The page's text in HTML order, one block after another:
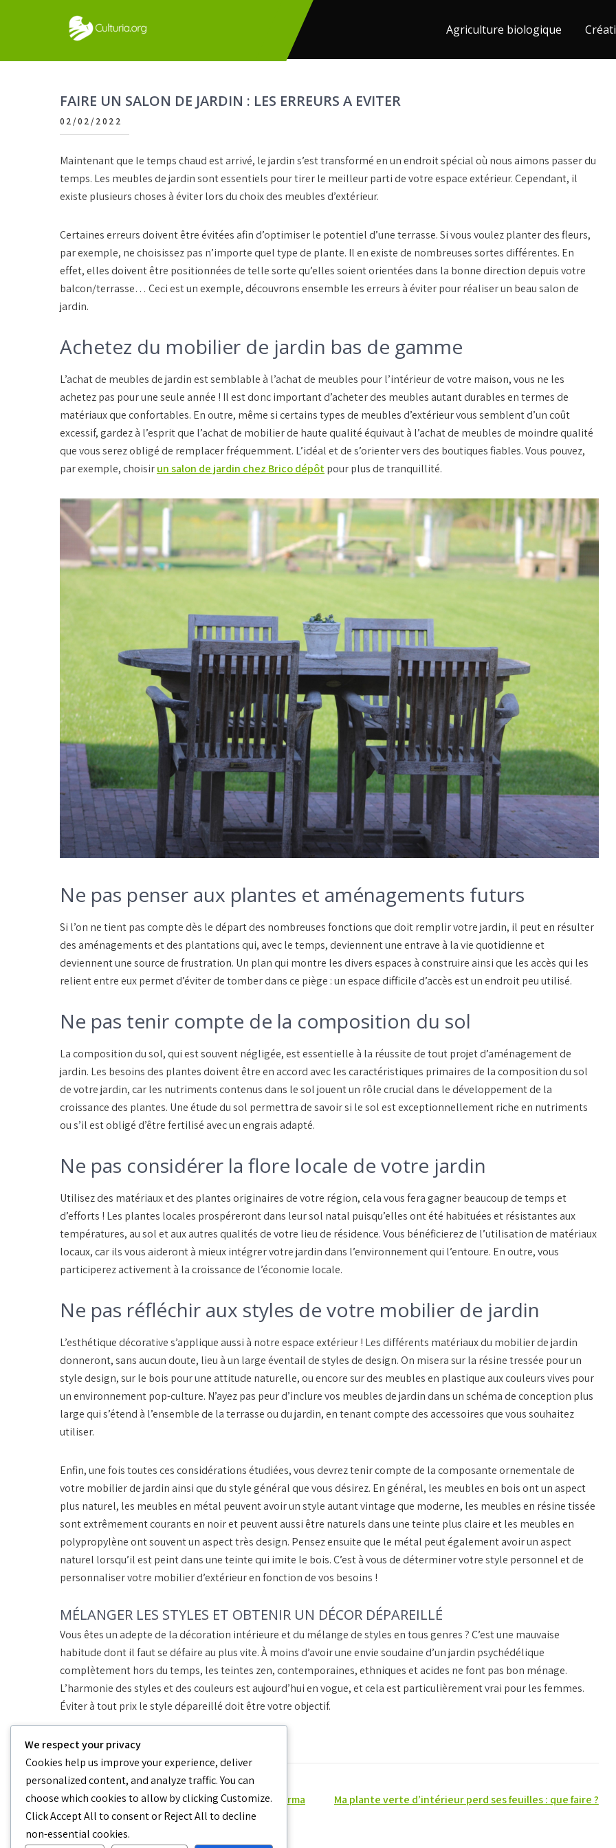
Culturia
Agriculture biologique
FAIRE UN SALON DE JARDIN : LES ERREURS A EVITER
02/02/2022
Maintenant que le temps chaud est arrivé, le jardin s’est transformé en un endroit spécial où nous aimons passer du
temps. Les meubles de jardin sont essentiels pour tirer le meilleur parti de votre espace extérieur. Cependant, il
existe plusieurs choses à éviter lors du choix des meubles d’extérieur.
Certaines erreurs doivent être évitées afin d’optimiser le potentiel d’une terrasse. Si vous voulez planter des fleurs,
par exemple, ne choisissez pas n’importe quel type de plante. Il en existe de nombreuses sortes différentes. En
effet, elles doivent être positionnées de telle sorte qu’elles soient orientées dans la bonne direction depuis votre
balcon/terrasse… Ceci est un exemple, découvrons ensemble les erreurs à éviter pour réaliser un beau salon de
jardin.
Achetez du mobilier de jardin bas de gamme
L’achat de meubles de jardin est semblable à l’achat de meubles pour l’intérieur de votre maison, vous ne les
achetez pas pour une seule année ! Il est donc important d’acheter des meubles autant durables en termes de
matériaux que confortables. En outre, même si certains types de meubles d’extérieur vous semblent d’un coût
excessif, gardez à l’esprit que l’achat de mobilier de haute qualité équivaut à l’achat de meubles de moindre qualité
que vous serez obligé de remplacer fréquemment. L’idéal et de s’orienter vers des boutiques fiables. Vous pouvez,
par exemple, choisirun salon de jardin chez Brico dépôtpour plus de tranquillité.
Ne pas penser aux plantes et aménagements futurs
Si l’on ne tient pas compte dès le départ des nombreuses fonctions que doit remplir votre jardin, il peut en résulter
des aménagements et des plantations qui, avec le temps, deviennent une entrave à la vie quotidienne et
deviennent une source de frustration. Un plan qui montre les divers espaces à construire ainsi que les accès qui les
relient entre eux permet d’éviter de tomber dans ce piège : un espace difficile d’accès est un endroit peu utilisé.
Ne pas tenir compte de la composition du sol
La composition du sol, qui est souvent négligée, est essentielle à la réussite de tout projet d’aménagement de
jardin. Les besoins des plantes doivent être en accord avec les caractéristiques primaires de la composition du sol
de votre jardin, car les nutriments contenus dans le sol jouent un rôle crucial dans le développement de la
croissance des plantes. Une étude du sol permettra de savoir si le sol est exceptionnellement riche en nutriments
ou s’il est obligé d’être fertilisé avec un engrais adapté.
Ne pas considérer la flore locale de votre jardin
Utilisez des matériaux et des plantes originaires de votre région, cela vous fera gagner beaucoup de temps et
d’efforts ! Les plantes locales prospéreront dans leur sol natal puisqu’elles ont été habituées et résistantes aux
températures, au sol et aux autres qualités de votre lieu de résidence. Vous bénéficierez de l’utilisation de matériaux
locaux, car ils vous aideront à mieux intégrer votre jardin dans l’environnement qui l’entoure. En outre, vous
participerez activement à la croissance de l’économie locale.
Ne pas réfléchir aux styles de votre mobilier de jardin
L’esthétique décorative s’applique aussi à notre espace extérieur ! Les différents matériaux du mobilier de jardin
donneront, sans aucun doute, lieu à un large éventail de styles de design. On misera sur la résine tressée pour un
style design, sur le bois pour une attitude naturelle, ou encore sur des meubles en plastique aux couleurs vives pour
un environnement pop-culture. N’ayez pas peur d’inclure vos meubles de jardin dans un schéma de conception plus
large qui s’étend à l’ensemble de la terrasse ou du jardin, en tenant compte des accessoires que vous souhaitez
utiliser.
Enfin, une fois toutes ces considérations étudiées, vous devrez tenir compte de la composante ornementale de
votre mobilier de jardin ainsi que du style général que vous désirez. En général, les meubles en bois ont un aspect
plus naturel, les meubles en métal peuvent avoir un style autant vintage que moderne, les meubles en résine tissée
sont extrêmement courants en noir et peuvent aussi être naturels dans une teinte plus claire et les meubles en
polypropylène ont souvent un aspect très design. Pensez ensuite que le métal peut également avoir un aspect
naturel lorsqu’il est peint dans une teinte qui imite le bois. C’est à vous de déterminer votre style personnel et de
personnaliser votre mobilier d’extérieur en fonction de vos besoins !
MÉLANGER LES STYLES ET OBTENIR UN DÉCOR DÉPAREILLÉ
Vous êtes un adepte de la décoration intérieure et du mélange de styles en tous genres ? C’est une mauvaise
habitude dont il faut se défaire au plus vite. À moins d’avoir une envie soudaine d’un jardin psychédélique
complètement hors du temps, les teintes zen, contemporaines, ethniques et acides ne font pas bon ménage.
L’harmonie des styles et des couleurs est aujourd’hui en vogue, et cela est particulièrement vrai pour les femmes.
Éviter à tout prix le style dépareillé doit être votre objectif.
Navigation
de
l’article
Création d’un sol de qualité pour accueillir la perma Ma plante verte d’intérieur perd ses feuilles : que faire ?
We respect your privacy
Cookies help us improve your experience, deliver
personalized content, and analyze traffic. You can
choose which cookies to allow by clickingCustomize.
ClickAccept Allto consent orReject Allto decline
non-essential cookies.